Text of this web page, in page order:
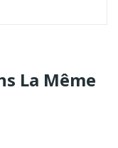
La Même